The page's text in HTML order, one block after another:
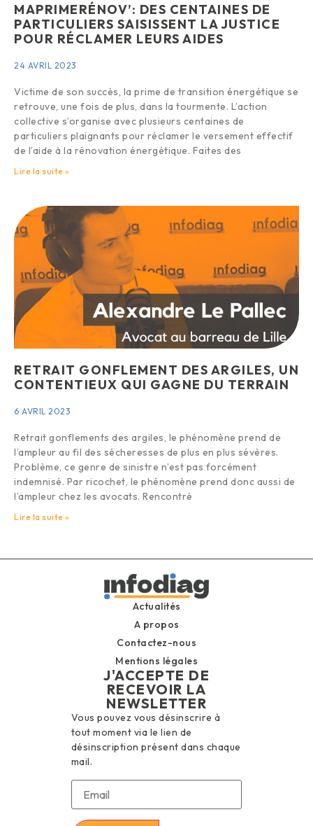
MAPRIMERÉNOV’: DES CENTAINES DE
PARTICULIERS SAISISSENT LA JUSTICE
POUR RÉCLAMER LEURS AIDES
24 AVRIL 2023
Victime de son succès, la prime de transition énergétique se
retrouve, une fois de plus, dans la tourmente. L’action
collective s’organise avec plusieurs centaines de
particuliers plaignants pour réclamer le versement effectif
de l’aide à la rénovation énergétique. Faites des
Lire la suite »
RETRAIT GONFLEMENT DES ARGILES, UN
CONTENTIEUX QUI GAGNE DU TERRAIN
6 AVRIL 2023
Retrait gonflements des argiles, le phénomène prend de
l’ampleur au fil des sécheresses de plus en plus sévères.
Problème, ce genre de sinistre n’est pas forcément
indemnisé. Par ricochet, le phénomène prend donc aussi de
l’ampleur chez les avocats. Rencontré
Lire la suite »
Actualités
A propos
Contactez-nous
Mentions légales
J'ACCEPTE DE
RECEVOIR LA
NEWSLETTER
Vous pouvez vous désinscrire à
tout moment via le lien de
désinscription présent dans chaque
mail.